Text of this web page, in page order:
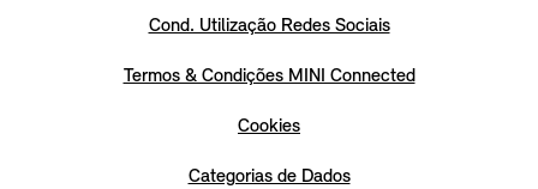
Cond. Utilização Redes Sociais
Termos & Condições MINI Connected
Cookies
Categorias de Dados